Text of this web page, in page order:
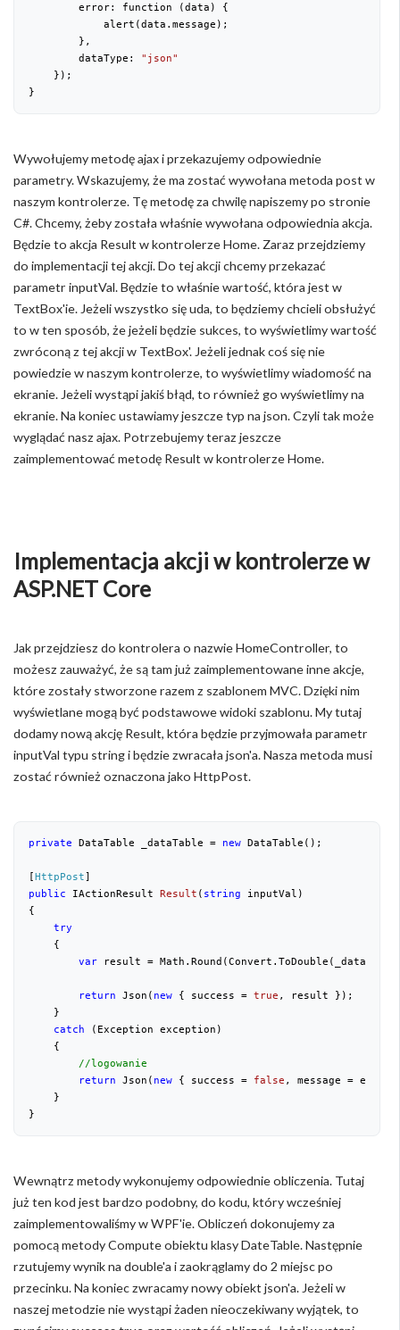
        error: function (data) {
            alert(data.message);
        },
        dataType:
"json"
    });
}
Wywołujemy metodę ajax i przekazujemy odpowiednie
parametry. Wskazujemy, że ma zostać wywołana metoda post w
naszym kontrolerze. Tę metodę za chwilę napiszemy po stronie
C#. Chcemy, żeby została właśnie wywołana odpowiednia akcja.
Będzie to akcja Result w kontrolerze Home. Zaraz przejdziemy
do implementacji tej akcji. Do tej akcji chcemy przekazać
parametr inputVal. Będzie to właśnie wartość, która jest w
TextBox'ie. Jeżeli wszystko się uda, to będziemy chcieli obsłużyć
to w ten sposób, że jeżeli będzie sukces, to wyświetlimy wartość
zwróconą z tej akcji w TextBox'. Jeżeli jednak coś się nie
powiedzie w naszym kontrolerze, to wyświetlimy wiadomość na
ekranie. Jeżeli wystąpi jakiś błąd, to również go wyświetlimy na
ekranie. Na koniec ustawiamy jeszcze typ na json. Czyli tak może
wyglądać nasz ajax. Potrzebujemy teraz jeszcze
zaimplementować metodę Result w kontrolerze Home.
Implementacja akcji w kontrolerze w
ASP.NET Core
Jak przejdziesz do kontrolera o nazwie HomeController, to
możesz zauważyć, że są tam już zaimplementowane inne akcje,
które zostały stworzone razem z szablonem MVC. Dzięki nim
wyświetlane mogą być podstawowe widoki szablonu. My tutaj
dodamy nową akcję Result, która będzie przyjmowała parametr
inputVal typu string i będzie zwracała json'a. Nasza metoda musi
zostać również oznaczona jako HttpPost.
private DataTable _dataTable = new DataTable();
[HttpPost
public IActionResult Result ( string inputVal
{
try
    {
var result =
return Json( new { success = true , result });
    }
catch (Exception exception)
    {
//logowanie
return Json( new { success = false , message =
    }
}
Wewnątrz metody wykonujemy odpowiednie obliczenia. Tutaj
już ten kod jest bardzo podobny, do kodu, który wcześniej
zaimplementowaliśmy w WPF'ie. Obliczeń dokonujemy za
pomocą metody Compute obiektu klasy DateTable. Następnie
rzutujemy wynik na double'a i zaokrąglamy do 2 miejsc po
przecinku. Na koniec zwracamy nowy obiekt json'a. Jeżeli w
naszej metodzie nie wystąpi żaden nieoczekiwany wyjątek, to